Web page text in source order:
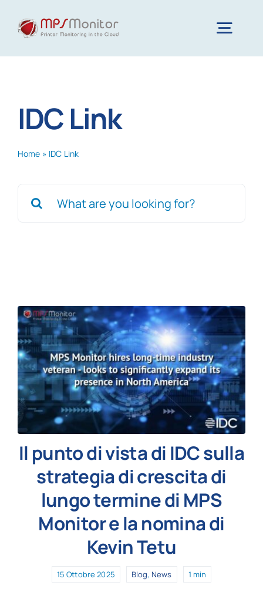
Funzionalità
Risorse
IDC Link
Home » IDC Link
Il punto di vista di IDC sulla
strategia di crescita di
lungo termine di MPS
Monitor e la nomina di
Kevin Tetu
15 Ottobre 2025 Blog, News 1 min